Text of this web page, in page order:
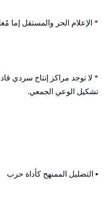
* الإعلام الحر والمستقل إما
* لا توجد مراكز إنتاج سردي
تشكيل الوعي الجمعي.
▪️ التضليل الممنهج كأداة حرب